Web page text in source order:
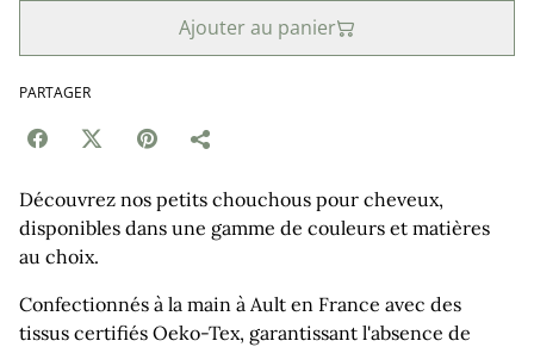
Ajouter au panier
PARTAGER
Découvrez nos petits chouchous pour cheveux,
disponibles dans une gamme de couleurs et matières
au choix.
Confectionnés à la main à Ault en France avec des
tissus certifiés Oeko-Tex, garantissant l'absence de